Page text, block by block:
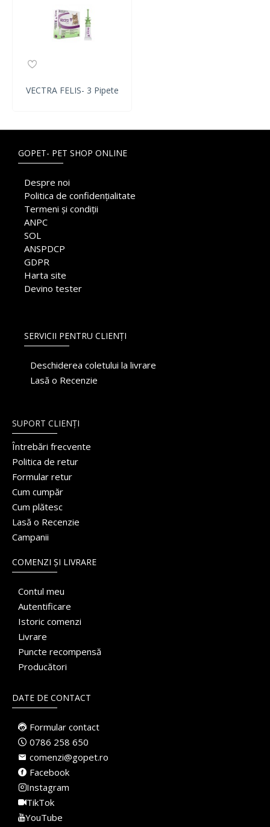
VECTRA FELIS- 3 Pipete
GOPET- PET SHOP ONLINE
Despre noi
Politica de confidențialitate
Termeni și condiții
ANPC
SOL
ANSPDCP
GDPR
Harta site
Devino tester
SERVICII PENTRU CLIENȚI
Deschiderea coletului la livrare
Lasă o Recenzie
SUPORT CLIENȚI
Întrebări frecvente
Politica de retur
Formular retur
Cum cumpăr
Cum plătesc
Lasă o Recenzie
Campanii
COMENZI ȘI LIVRARE
Contul meu
Autentificare
Istoric comenzi
Livrare
Puncte recompensă
Producători
DATE DE CONTACT
Formular contact
0786 258 650
comenzi@gopet.ro
Facebook
Instagram
TikTok
YouTube